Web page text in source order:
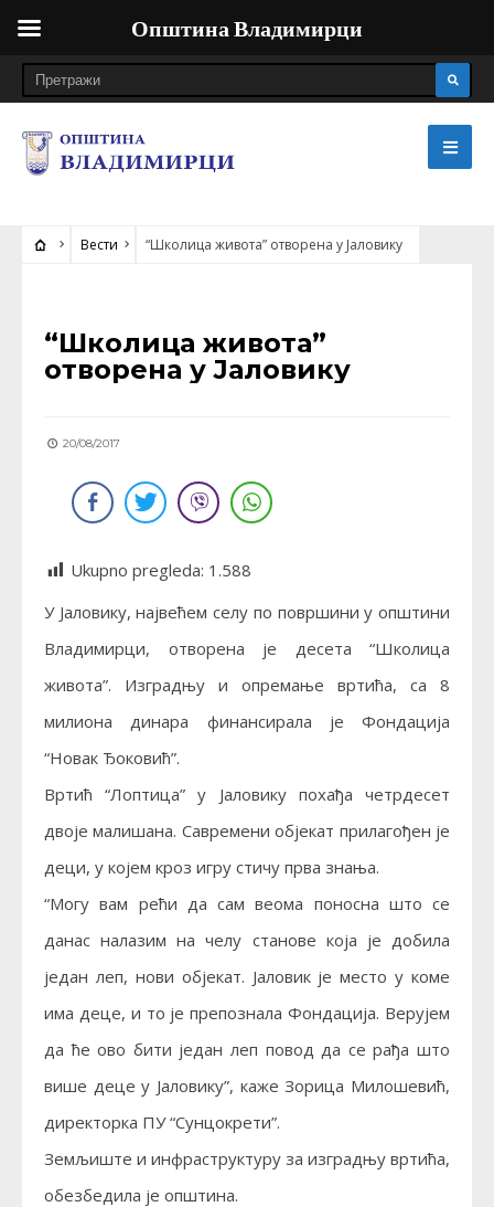
Вести “Школица живота” отворена у Jаловику
“Школица живота”
отворена у Jаловику
20/08/2017
Ukupno pregleda: 1.588
У Јаловику, највећем селу по површини у општини
Владимирци, отворена је десета “Школица
живота”. Изградњу и опремање вртића, са 8
милиона динара финансирала је Фондација
“Новак Ђоковић”.
Вртић “Лоптица” у Јаловику похађа четрдесет
двоје малишана. Савремени објекат прилагођен је
деци, у којем кроз игру стичу прва знања.
“Могу вам рећи да сам веома поносна што се
данас налазим на челу станове која је добила
један леп, нови објекат. Јаловик је место у коме
има деце, и то је препознала Фондација. Верујем
да ће ово бити један леп повод да се рађа што
више деце у Јаловику”, каже Зорица Милошевић,
директорка ПУ “Сунцокрети”.
Земљиште и инфраструктуру за изградњу вртића,
обезбедила је општина.
Општина Владимирци